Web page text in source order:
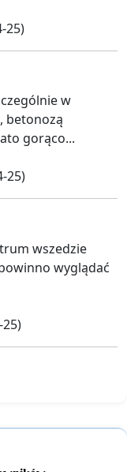
25)
w
betonozą
gorąco...
25)
wszedzie
wyglądać
25)